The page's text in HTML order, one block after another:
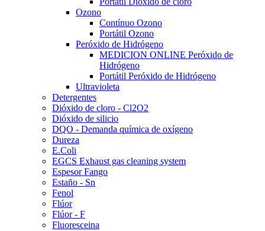
Ozono
Contínuo Ozono
Portátil Ozono
Peróxido de Hidrógeno
MEDICION ONLINE Peróxido de
Hidrógeno
Portátil Peróxido de Hidrógeno
Ultravioleta
Detergentes
Dióxido de cloro - Cl2O2
Dióxido de silicio
DQO - Demanda química de oxígeno
Dureza
E.Coli
EGCS Exhaust gas cleaning system
Espesor Fango
Estaño - Sn
Fenol
Flúor
Flúor - F
Fluoresceina